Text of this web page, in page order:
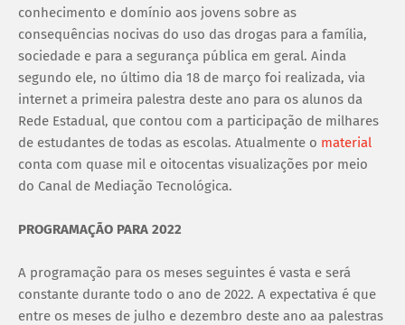
conhecimento e domínio aos jovens sobre as
consequências nocivas do uso das drogas para a família,
sociedade e para a segurança pública em geral. Ainda
segundo ele, no último dia 18 de março foi realizada, via
internet a primeira palestra deste ano para os alunos da
Rede Estadual, que contou com a participação de milhares
de estudantes de todas as escolas. Atualmente o material
conta com quase mil e oitocentas visualizações por meio
do Canal de Mediação Tecnológica.
PROGRAMAÇÃO PARA 2022
A programação para os meses seguintes é vasta e será
constante durante todo o ano de 2022. A expectativa é que
entre os meses de julho e dezembro deste ano aa palestras